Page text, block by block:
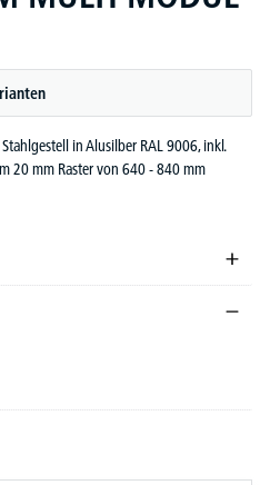
in Alusilber RAL 9006, inkl.
20 mm Raster von 640 - 840 mm